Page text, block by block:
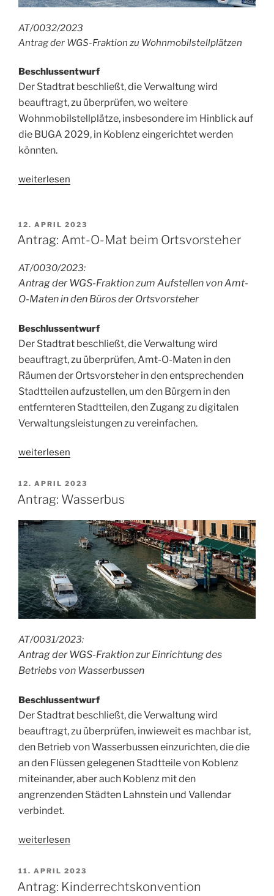
AT/0032/2023
Antrag der WGS-Fraktion zu Wohnmobilstellplätzen
Beschlussentwurf
Der Stadtrat beschließt, die Verwaltung wird
beauftragt, zu überprüfen, wo weitere
Wohnmobilstellplätze, insbesondere im Hinblick auf
die BUGA 2029, in Koblenz eingerichtet werden
könnten.
„Antrag:
weiterlesen
VERÖFFENTLICHT
AM
12. APRIL 2023
Antrag: Amt-O-Mat beim Ortsvorsteher
AT/0030/2023:
Antragder WGS-Fraktion zum Aufstellen von Amt-
O-Maten in den Büros der Ortsvorsteher
Beschlussentwurf
Der Stadtrat beschließt, die Verwaltung wird
beauftragt, zu überprüfen, Amt-O-Maten in den
Räumen der Ortsvorsteher in den entsprechenden
Stadtteilen aufzustellen, um den Bürgern in den
entfernteren Stadtteilen, den Zugang zu digitalen
Verwaltungsleistungen zu vereinfachen.
„Antrag:
O-
Mat
Ortsvorsteher“
weiterlesen
VERÖFFENTLICHT
AM
12. APRIL 2023
Antrag: Wasserbus
AT/0031/2023:
Antrag der WGS-Fraktion zur Einrichtung des
Betriebs von Wasserbussen
Beschlussentwurf
Der Stadtrat beschließt, die Verwaltung wird
beauftragt, zu überprüfen, inwieweit es machbar ist,
den Betrieb von Wasserbussen einzurichten, die die
an den Flüssen gelegenen Stadtteile von Koblenz
miteinander, aber auch Koblenz mit den
angrenzenden Städten Lahnstein und Vallendar
verbindet.
„Antrag:
weiterlesen
VERÖFFENTLICHT
AM
11. APRIL 2023
Antrag: Kinderrechtskonvention